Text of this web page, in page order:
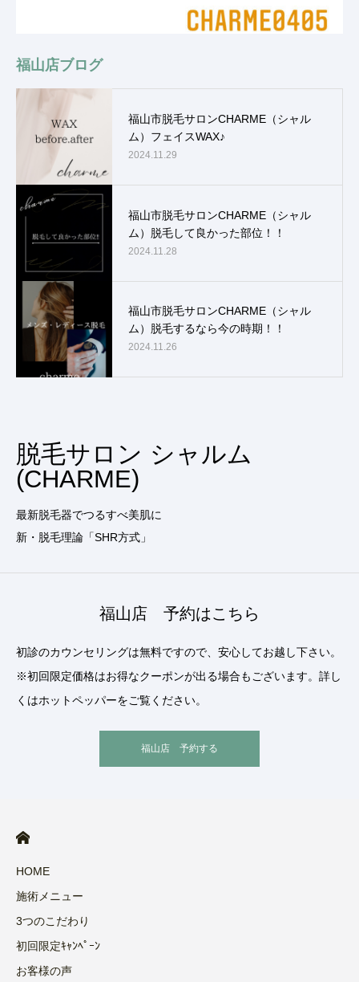
福山店ブログ
福山市脱毛サロンCHARME（シャル
ム）フェイスWAX♪
2024.11.29
福山市脱毛サロンCHARME（シャル
ム）脱毛して良かった部位！！
2024.11.28
福山市脱毛サロンCHARME（シャル
ム）脱毛するなら今の時期！！
2024.11.26
脱毛サロン シャルム
(CHARME)
最新脱毛器でつるすべ美肌に
新・脱毛理論「SHR方式」
福山店 予約はこちら
初診のカウンセリングは無料ですので、安心してお越し下さい。
※初回限定価格はお得なクーポンが出る場合もございます。詳し
くはホットペッパーをご覧ください。
福山店 予約する
HOME
施術メニュー
3つのこだわり
初回限定ｷｬﾝﾍﾟｰﾝ
お客様の声